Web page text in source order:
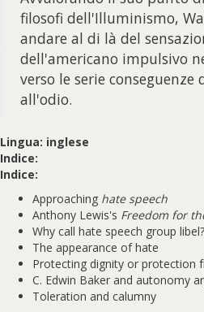
filosofi dell'Illuminismo,
andare al di là del
dell'americano impulsivo
verso le serie
all'odio.
Lingua: inglese
Indice:
Indice:
Approaching hate speech
Anthony Lewis's Freedom for
Why call hate speech group libel?
The appearance of hate
Protecting dignity or protection
C. Edwin Baker and autonomy
Toleration and calumny